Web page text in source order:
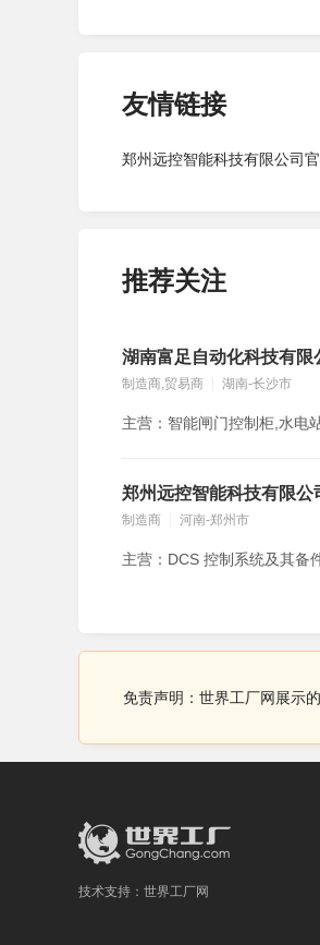
友情链接
郑州远控智能科技有限公司
推荐关注
湖南富足自动化科技有限
制造商,贸易商 湖南-长沙市
郑州远控智能科技有限公
制造商 河南-郑州市
免责声明：世界工厂网展示
技术支持： 世界工厂网